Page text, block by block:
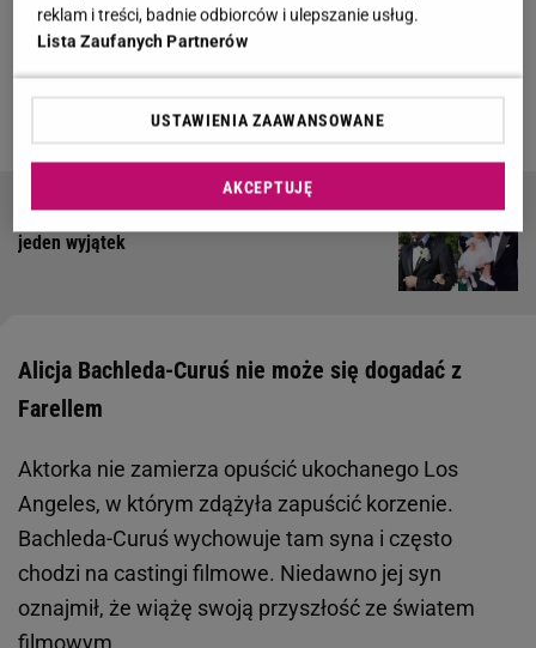
Zobacz wideoAlicja Bachleda-Curuś wraca w filmie
"8 rzeczy, których nie wiecie o facetach"
Śluby polskich piłkarzy ociekały luksusem. Był
jeden wyjątek
Alicja Bachleda-Curuś nie może się dogadać z
Farellem
Aktorka nie zamierza opuścić ukochanego Los
Angeles, w którym zdążyła zapuścić korzenie.
Bachleda-Curuś wychowuje tam syna i często
chodzi na castingi filmowe. Niedawno jej syn
oznajmił, że wiążę swoją przyszłość ze światem
filmowym.
reklam i treści, badnie odbiorców i ulepszanie usług.
Lista Zaufanych Partnerów
USTAWIENIA ZAAWANSOWANE
AKCEPTUJĘ